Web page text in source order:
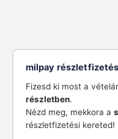
milpay részletfizetés
Fizesd ki most a vételár
részletben.
Nézd meg, mekkora a
részletfizetési kereted!